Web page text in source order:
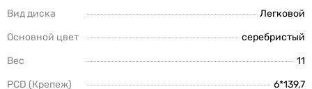
Вид диска
Легковой
Основной цвет
серебристый
Вес
11
PCD (Крепеж)
6*139,7